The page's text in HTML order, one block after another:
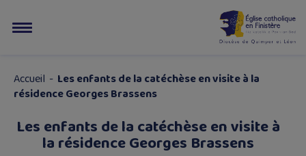
Accueil - Les enfants de la catéchèse en visite à la
résidence Georges Brassens
Les enfants de la catéchèse en visite à
la résidence Georges Brassens